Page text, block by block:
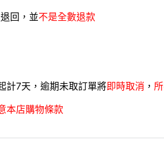
回，並不是全數退款
計7天，逾期未取訂單將即時取消 ，
本店購物條款